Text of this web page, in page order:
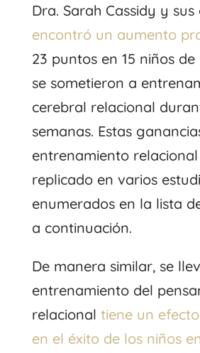
Dra. Sarah Cassidy y sus
encontró un aumento
23 puntos en 15 niños
se sometieron a
cerebral relacional
semanas. Estas
entrenamiento relacional
replicado en varios
enumerados en la lista
a continuación.
De manera similar, se
entrenamiento del
relacional tiene un
en el éxito de los niños